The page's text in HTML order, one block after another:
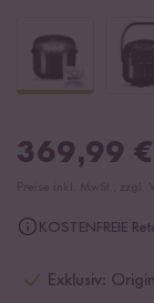
369,99 €
KOSTENFREIE
Exklusiv: